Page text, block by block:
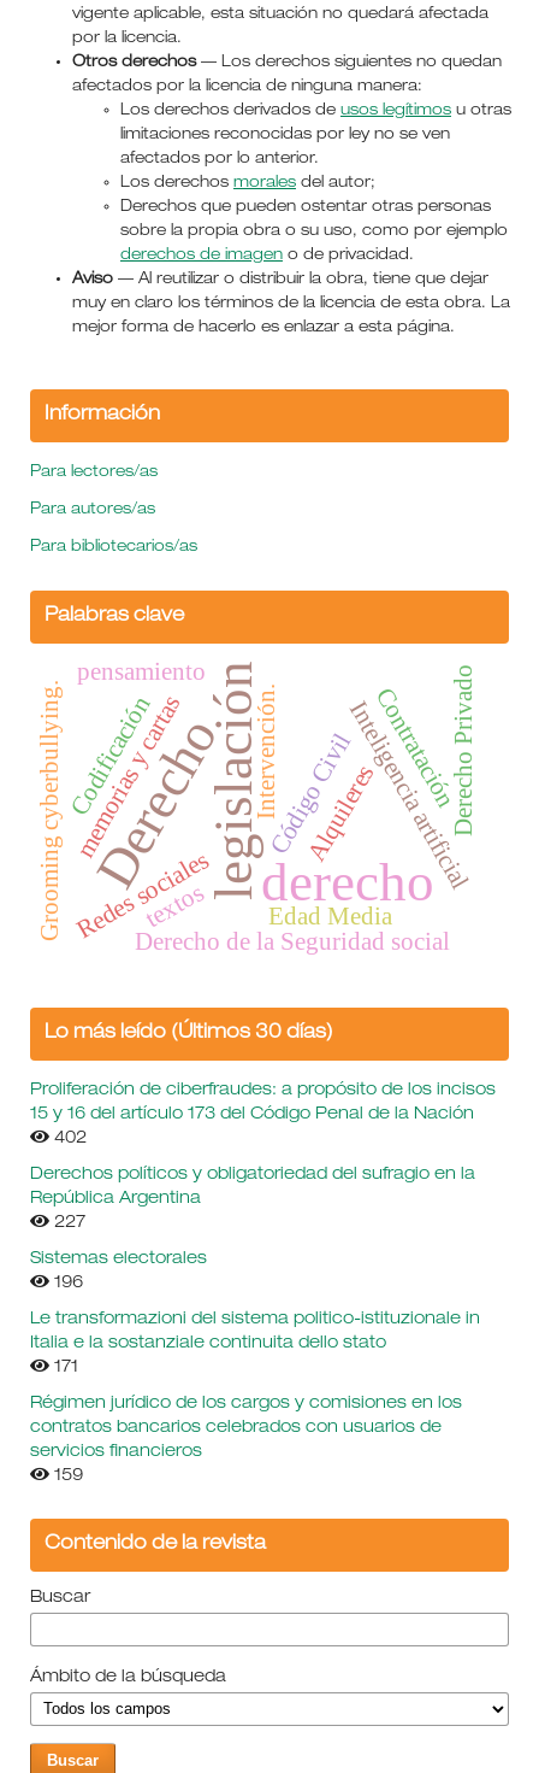
vigente aplicable, esta situación no quedará afectada
por la licencia.
Otros derechos— Los derechos siguientes no quedan
afectados por la licencia de ninguna manera:
Los derechos derivados de usos legítimosu otras
limitaciones reconocidas por ley no se ven
afectados por lo anterior.
Los derechos moralesdel autor;
Derechos que pueden ostentar otras personas
sobre la propia obra o su uso, como por ejemplo
derechos de imageno de privacidad.
Aviso— Al reutilizar o distribuir la obra, tiene que dejar
muy en claro los términos de la licencia de esta obra. La
mejor forma de hacerlo es enlazar a esta página.
Información
Para lectores/as
Para autores/as
Para bibliotecarios/as
Palabras clave
legislaciónderecho
Derecho Inteligencia artificial
memorias y cartas
pensamiento
Redes sociales
Grooming cyberbullying. Código Civil
Intervención. Derecho Privado
Codificación Alquileres
Contratación
Edad Media
Derecho de la Seguridad social
textos
Lo más leído (Últimos 30 días)
Proliferación de ciberfraudes: a propósito de los incisos
15 y 16 del artículo 173 del Código Penal de la Nación
402
Derechos políticos y obligatoriedad del sufragio en la
República Argentina
227
Sistemas electorales
196
Le transformazioni del sistema politico-istituzionale in
Italia e la sostanziale continuita dello stato
171
Régimen jurídico de los cargos y comisiones en los
contratos bancarios celebrados con usuarios de
servicios financieros
159
Contenido de la revista
Buscar
Ámbito de la búsqueda